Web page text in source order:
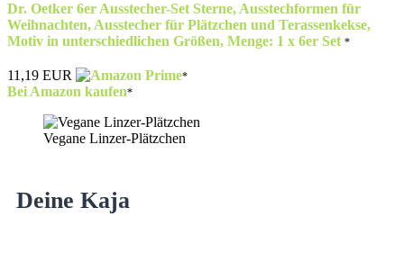
Dr. Oetker 6er Ausstecher-Set Sterne, Ausstechformen für
Weihnachten, Ausstecher für Plätzchen und Terassenkekse,
Motiv in unterschiedlichen Größen, Menge: 1 x 6er Set
11,19 EUR
Bei Amazon kaufen
Vegane Linzer-Plätzchen
Deine Kaja